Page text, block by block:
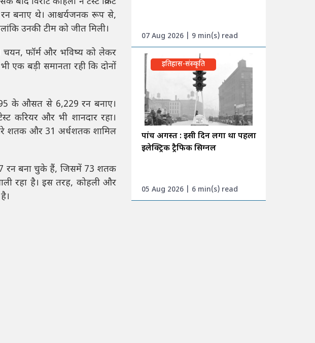
बनाए थे। आश्चर्यजनक रूप से,
उनकी टीम को जीत मिली।
चयन, फॉर्म और भविष्य को लेकर
एक बड़ी समानता रही कि दोनों
के औसत से 6,229 रन बनाए।
करियर और भी शानदार रहा।
शतक और 31 अर्धशतक शामिल
रन बना चुके हैं, जिसमें 73 शतक
रहा है। इस तरह, कोहली और
07 Aug 2026 | 9 min(s) read
इतिहास-संस्कृति
पांच अगस्त : इसी दिन लगा था पहला
इलेक्ट्रिक ट्रैफिक सिग्नल
05 Aug 2026 | 6 min(s) read